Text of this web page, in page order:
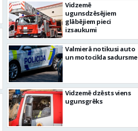
Vidzemē
ugunsdzēsējiem
glābējiem pieci
izsaukumi
Valmierā notikusi auto
un motocikla sadursme
Vidzemē dzēsts viens
ugunsgrēks